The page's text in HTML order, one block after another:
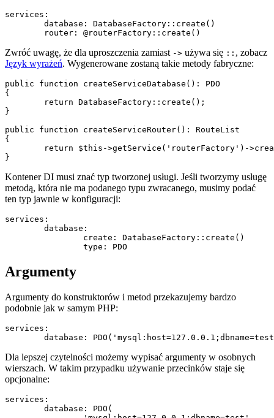
services:
Zwróć uwagę, że dla uproszczenia zamiast -> używa się :: , zobacz
Język wyrażeń. Wygenerowane zostaną takie metody fabryczne:
public function createServiceDatabase(): PDO
{
}
public function createServiceRouter(): RouteList
{
Kontener DI musi znać typ tworzonej usługi. Jeśli tworzymy usługę
metodą, która nie ma podanego typu zwracanego, musimy podać
ten typ jawnie w konfiguracji:
services:
Argumenty
Argumenty do konstruktorów i metod przekazujemy bardzo
podobnie jak w samym PHP:
services:
Dla lepszej czytelności możemy wypisać argumenty w osobnych
wierszach. W takim przypadku używanie przecinków staje się
opcjonalne:
services: